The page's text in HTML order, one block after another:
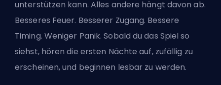
unterstützen kann. Alles andere hängt davon ab.
Besseres Feuer. Besserer Zugang. Bessere
Timing. Weniger Panik. Sobald du das Spiel so
siehst, hören die ersten Nächte auf, zufällig zu
erscheinen, und beginnen lesbar zu werden.